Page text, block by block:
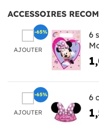
ACCESSOIRES
AJOUTER
6
-65%
AJOUTER
6
-65%